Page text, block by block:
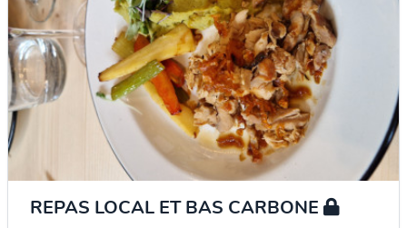
REPAS LOCAL ET BAS CARBONE